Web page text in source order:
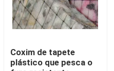
Coxim de tapete
plástico que pesca o